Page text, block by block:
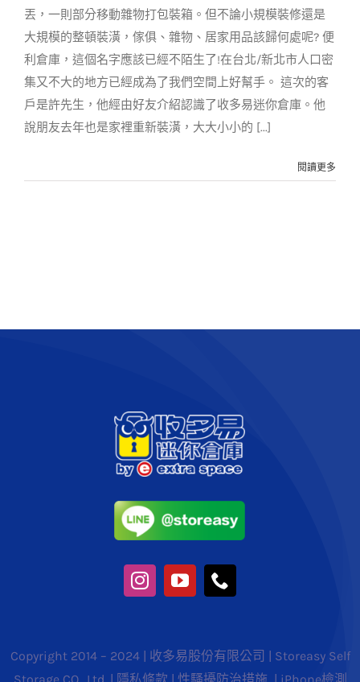
丟，一則部分移動雜物打包裝箱。但不論小規模裝修還是
大規模的整頓裝潢，傢俱、雜物、居家用品該歸何處呢? 便
利倉庫，這個名字應該已經不陌生了!在台北/新北市人口密
集又不大的地方已經成為了我們空間上好幫手。 這次的客
戶是許先生，他經由好友介紹認識了收多易迷你倉庫。他
說朋友去年也是家裡重新裝潢，大大小小的 [...]
閱讀更多
Copyright 2014 – 2024 | 收多易股份有限公司 | Storeasy Self
Storage CO., Ltd. | 隱私條款 | 性騷擾防治措施 | iPhone檢測